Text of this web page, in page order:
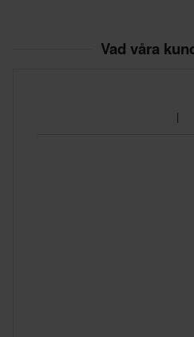
Vad våra